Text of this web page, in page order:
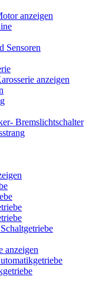
anzeigen
Sensoren
anzeigen
Bremslichtschalter
anzeigen